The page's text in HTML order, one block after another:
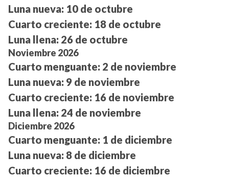
Luna nueva: 10 de octubre
Cuarto creciente: 18 de octubre
Luna llena: 26 de octubre
Noviembre 2026
Cuarto menguante: 2 de noviembre
Luna nueva: 9 de noviembre
Cuarto creciente: 16 de noviembre
Luna llena: 24 de noviembre
Diciembre 2026
Cuarto menguante: 1 de diciembre
Luna nueva: 8 de diciembre
Cuarto creciente: 16 de diciembre